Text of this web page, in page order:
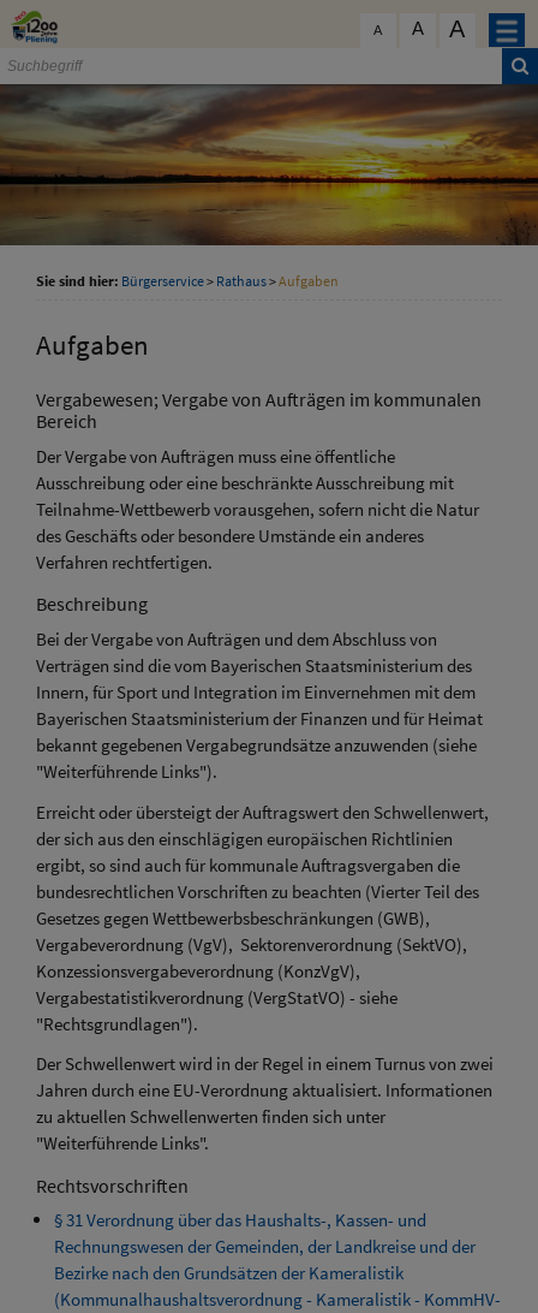
Zum Inhalt
A A A
Sie sind hier: Bürgerservice> Rathaus>Aufgaben
Aufgaben
Vergabewesen; Vergabe von Aufträgen im kommunalen
Bereich
Der Vergabe von Aufträgen muss eine öffentliche
Ausschreibung oder eine beschränkte Ausschreibung mit
Teilnahme-Wettbewerb vorausgehen, sofern nicht die Natur
des Geschäfts oder besondere Umstände ein anderes
Verfahren rechtfertigen.
Beschreibung
Bei der Vergabe von Aufträgen und dem Abschluss von
Verträgen sind die vom Bayerischen Staatsministerium des
Innern, für Sport und Integration im Einvernehmen mit dem
Bayerischen Staatsministerium der Finanzen und für Heimat
bekannt gegebenen Vergabegrundsätze anzuwenden (siehe
"Weiterführende Links").
Erreicht oder übersteigt der Auftragswert den Schwellenwert,
der sich aus den einschlägigen europäischen Richtlinien
ergibt, so sind auch für kommunale Auftragsvergaben die
bundesrechtlichen Vorschriften zu beachten (Vierter Teil des
Gesetzes gegen Wettbewerbsbeschränkungen (GWB),
Vergabeverordnung (VgV), Sektorenverordnung (SektVO),
Konzessionsvergabeverordnung (KonzVgV),
Vergabestatistikverordnung (VergStatVO) - siehe
"Rechtsgrundlagen").
Der Schwellenwert wird in der Regel in einem Turnus von zwei
Jahren durch eine EU-Verordnung aktualisiert. Informationen
zu aktuellen Schwellenwerten finden sich unter
"Weiterführende Links".
Rechtsvorschriften
§ 31 Verordnung über das Haushalts-, Kassen- und
Rechnungswesen der Gemeinden, der Landkreise und der
Bezirke nach den Grundsätzen der Kameralistik
(Kommunalhaushaltsverordnung - Kameralistik - KommHV-
schließen